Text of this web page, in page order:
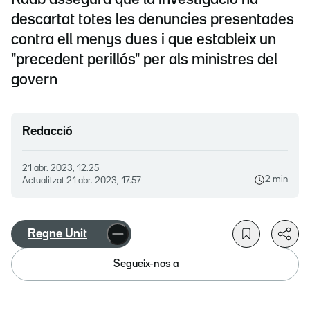
descartat totes les denuncies presentades
contra ell menys dues i que estableix un
"precedent perillós" per als ministres del
govern
Redacció
21 abr. 2023, 12.25
Actualitzat 21 abr. 2023, 17.57 2 min
Regne Unit
Segueix-nos a